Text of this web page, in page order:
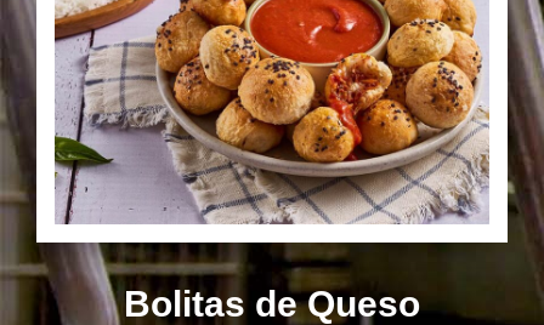
Bolitas de Queso